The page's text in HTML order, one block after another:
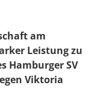
am
Leistung zu
Hamburger SV
Viktoria